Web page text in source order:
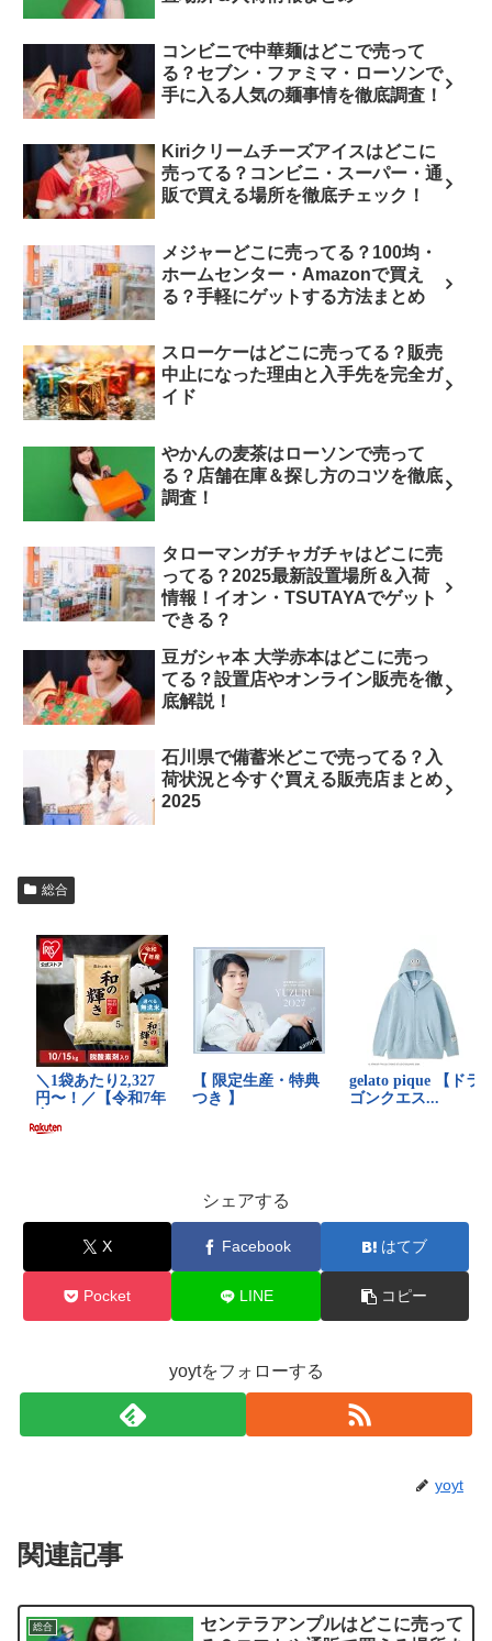
コンビニで中華麺はどこで売って
る？セブン・ファミマ・ローソンで
手に入る人気の麺事情を徹底調査！
Kiriクリームチーズアイスはどこに
売ってる？コンビニ・スーパー・通
販で買える場所を徹底チェック！
メジャーどこに売ってる？100均・
ホームセンター・Amazonで買え
る？手軽にゲットする方法まとめ
スローケーはどこに売ってる？販売
中止になった理由と入手先を完全ガ
イド
やかんの麦茶はローソンで売って
る？店舗在庫＆探し方のコツを徹底
調査！
タローマンガチャガチャはどこに売
ってる？2025最新設置場所＆入荷
情報！イオン・TSUTAYAでゲット
できる？
豆ガシャ本 大学赤本はどこに売っ
てる？設置店やオンライン販売を徹
底解説！
石川県で備蓄米どこで売ってる？入
荷状況と今すぐ買える販売店まとめ
2025
総合
シェアする
X Facebook はてブ
Pocket LINE コピー
yoytをフォローする
yoyt
関連記事
総合
センテラアンプルはどこに売って